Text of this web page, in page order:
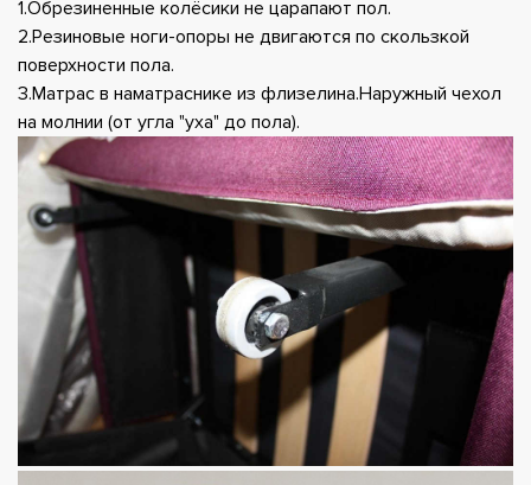
1.Обрезиненные колёсики не царапают пол.
2.Резиновые ноги-опоры не двигаются по скользкой
поверхности пола.
3.Матрас в наматраснике из флизелина.Наружный чехол
на молнии (от угла "уха" до пола).